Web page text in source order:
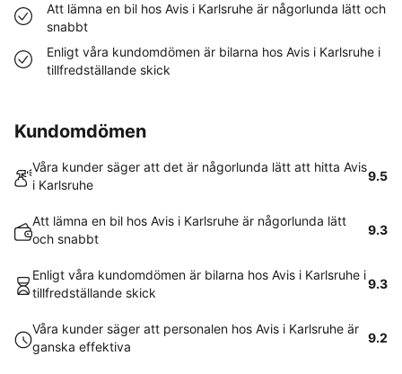
Att lämna en bil hos Avis i Karlsruhe är någorlunda lätt och
snabbt
Enligt våra kundomdömen är bilarna hos Avis i Karlsruhe i
tillfredställande skick
Kundomdömen
Våra kunder säger att det är någorlunda lätt att hitta Avis
i Karlsruhe
9.5
Att lämna en bil hos Avis i Karlsruhe är någorlunda lätt
och snabbt
9.3
Enligt våra kundomdömen är bilarna hos Avis i Karlsruhe i
tillfredställande skick
9.3
Våra kunder säger att personalen hos Avis i Karlsruhe är
ganska effektiva
9.2